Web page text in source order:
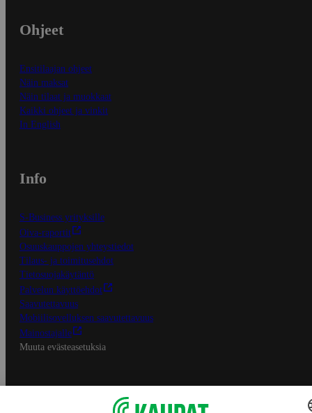
Ohjeet
Ensitilaajan ohjeet
Näin maksat
Näin tilaat ja muokkaat
Kaikki ohjeet ja vinkit
In English
Info
S-Business yrityksille
Oiva-raportit
Osuuskauppojen yhteystiedot
Tilaus- ja toimitusehdot
Tietosuojakäytäntö
Palvelun käyttöehdot
Saavutettavuus
Mobiilisovelluksen saavutettavuus
Mainostajalle
Muuta evästeasetuksia
S-ryhmän palvelut